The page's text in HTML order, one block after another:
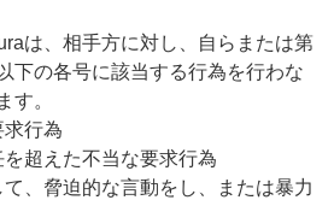
は、相手方に対し、自らまたは第
下の各号に該当する行為を行わな
す。
行為
超えた不当な要求行為
、脅迫的な言動をし、または暴力